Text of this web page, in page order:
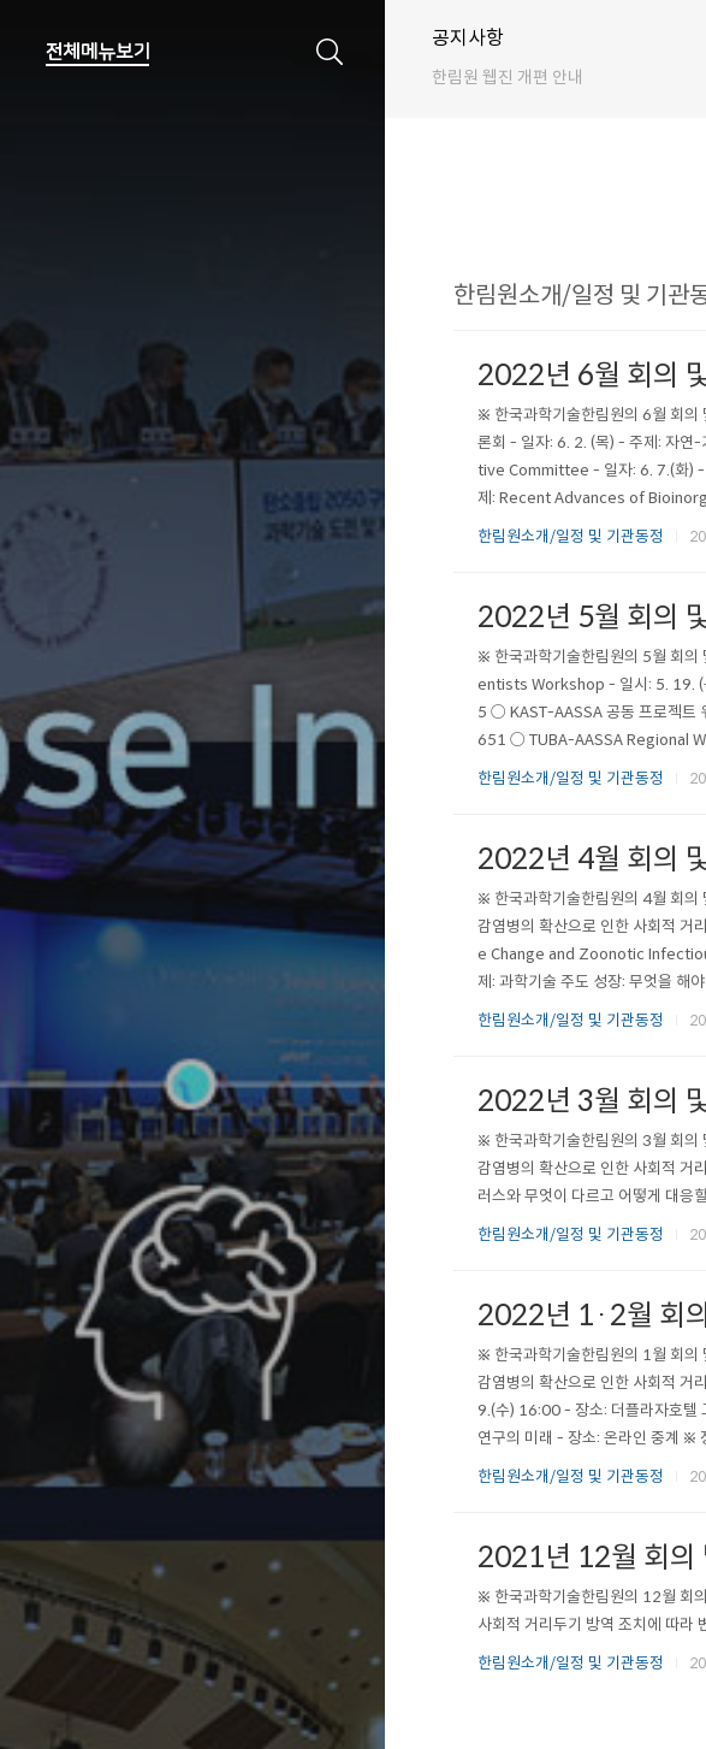
공지사항
한림원 웹진 개편 안내
한림원소개/일정 및 기관
2022년 6월 회의
※ 한국과학기술한림원의 6월 회의
론회 - 일자: 6. 2. (목) - 주제: 자
tive Committee - 일자: 6. 7.(화) -
제: Recent Advances of
한림원소개/일정 및 기관동정
2022년 5월 회의
※ 한국과학기술한림원의 5월 회
entists Workshop - 일시: 5. 19.
5 ○ KAST-AASSA 공동 프로젝
651 ○ TUBA-AASSA Regional
한림원소개/일정 및 기관동정
2022년 4월 회의
※ 한국과학기술한림원의 4월 회의
감염병의 확산으로 인한 사회적
e Change and Zoonotic
제: 과학기술 주도 성장: 무엇을
한림원소개/일정 및 기관동정
2022년 3월 회의
※ 한국과학기술한림원의 3월 회의
감염병의 확산으로 인한 사회적
러스와 무엇이 다르고 어떻게 대
한림원소개/일정 및 기관동정
2022년 1·2월 회
※ 한국과학기술한림원의 1월 회의
감염병의 확산으로 인한 사회적 거
9.(수) 16:00 - 장소: 더플라자호
연구의 미래 - 장소: 온라인 중계
학술팀: 0..
한림원소개/일정 및 기관동정
2021년 12월 회의
※ 한국과학기술한림원의 12월 회
사회적 거리두기 방역 조치에 따라
한림원소개/일정 및 기관동정